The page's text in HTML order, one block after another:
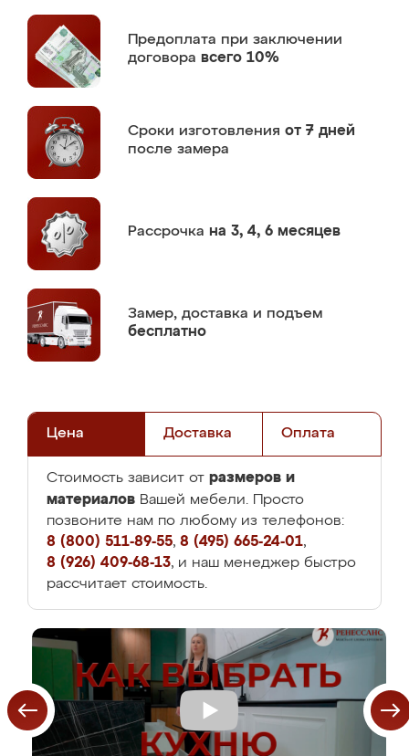
Предоплата при заключении
договора всего 10%
Сроки изготовления от 7 дней
после замера
Рассрочка на 3, 4, 6 месяцев
Замер, доставка и подъем
бесплатно
Цена Доставка Оплата
Стоимость зависит от размеров и
материалов Вашей мебели. Просто
позвоните нам по любому из телефонов:
8 (800) 511-89-55, 8 (495) 665-24-01,
8 (926) 409-68-13, и наш менеджер быстро
рассчитает стоимость.